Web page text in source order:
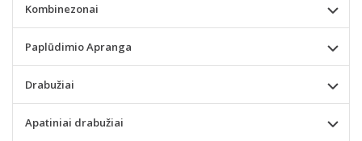
Kombinezonai
Paplūdimio Apranga
Drabužiai
Apatiniai drabužiai